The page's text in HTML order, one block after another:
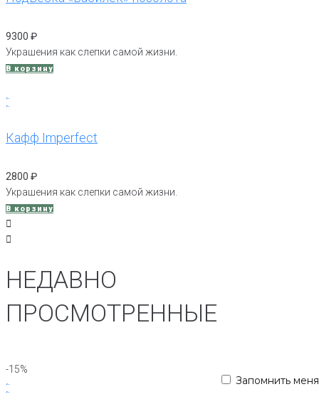
9300 ₽
Украшения как слепки самой жизни.
В корзину
Кафф Imperfect
2800 ₽
Украшения как слепки самой жизни.
В корзину
НЕДАВНО
ПРОСМОТРЕННЫЕ
-15%
Запомнить меня